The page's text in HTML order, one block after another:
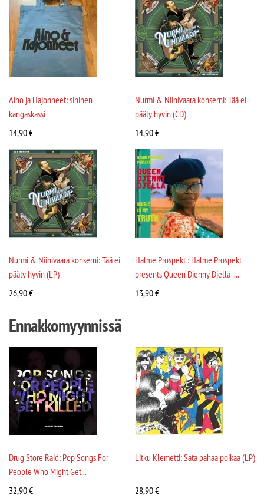
Aino ja Hajonneet: sininen
kangaskassi
14,90€
Nurmi & Niinivaara konserni: Tää ei
pääty hyvin (CD)
14,90€
Nurmi & Niinivaara konserni: Tää ei
pääty hyvin (LP)
26,90€
Halme Prospekt : Halme Prospekt
presents Queen Djenny Djella -...
13,90€
Ennakkomyynnissä
Drug Store Raid: Pop Songs For
People Who Might Get...
32,90€
Litku Klemetti: Sata pahaa poikaa (LP)
28,90€